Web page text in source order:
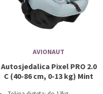
AVIONAUT
Autosjedalica Pixel PRO 2.0
C (40-86 cm, 0-13 kg) Mint